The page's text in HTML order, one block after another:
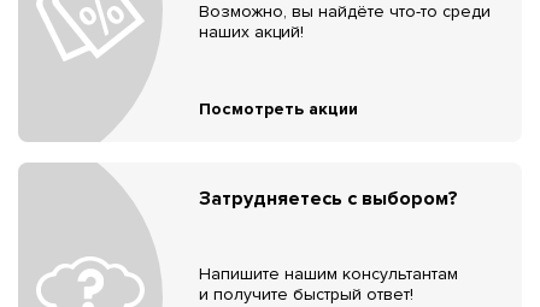
Возможно, вы найдёте что-то среди
наших акций!
Посмотреть акции
Затрудняетесь с выбором?
Напишите нашим консультантам
и получите быстрый ответ!